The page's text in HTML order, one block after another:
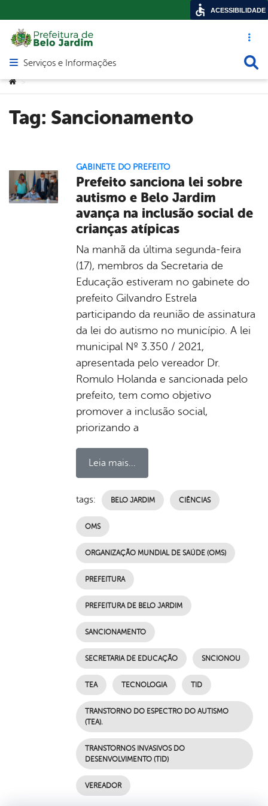
Acesso
Abrir menu principal de navegação
Serviços e Informações
Você está aqui:
>
Tag: Sancionamento
GABINETE DO PREFEITO
Prefeito sanciona lei sobre
autismo e Belo Jardim
avança na inclusão social de
crianças atípicas
Na manhã da última segunda-feira
(17), membros da Secretaria de
Educação estiveram no gabinete do
prefeito Gilvandro Estrela
participando da reunião de assinatura
da lei do autismo no município. A lei
municipal Nº 3.350 / 2021,
apresentada pelo vereador Dr.
Romulo Holanda e sancionada pelo
prefeito, tem como objetivo
promover a inclusão social,
priorizando a
Leia mais...
tags: BELO JARDIM CIÊNCIAS
OMS
ORGANIZAÇÃO MUNDIAL DE SAÚDE (OMS)
PREFEITURA
PREFEITURA DE BELO JARDIM
SANCIONAMENTO
SECRETARIA DE EDUCAÇÃO SNCIONOU
TEA TECNOLOGIA TID
TRANSTORNO DO ESPECTRO DO AUTISMO
(TEA).
TRANSTORNOS INVASIVOS DO
DESENVOLVIMENTO (TID)
VEREADOR
ACESSIBILIDADE